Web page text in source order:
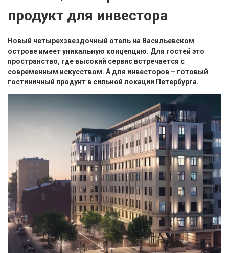
продукт для инвестора
Новый четырехзвездочный отель на Васильевском
острове имеет уникальную концепцию. Для гостей это
пространство, где высокий сервис встречается с
современным искусством. А для инвесторов – готовый
гостиничный продукт в сильной локации Петербурга.